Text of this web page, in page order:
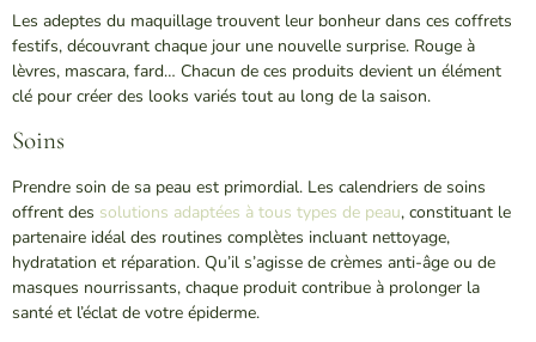
Les adeptes du maquillage trouvent leur bonheur dans ces coffrets
festifs, découvrant chaque jour une nouvelle surprise. Rouge à
lèvres, mascara, fard… Chacun de ces produits devient un élément
clé pour créer des looks variés tout au long de la saison.
Soins
Prendre soin de sa peau est primordial. Les calendriers de soins
offrent des solutions adaptées à tous types de peau, constituant le
partenaire idéal des routines complètes incluant nettoyage,
hydratation et réparation. Qu’il s’agisse de crèmes anti-âge ou de
masques nourrissants, chaque produit contribue à prolonger la
santé et l’éclat de votre épiderme.